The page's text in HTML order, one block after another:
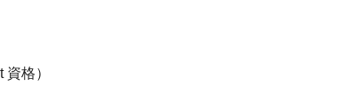
資格）